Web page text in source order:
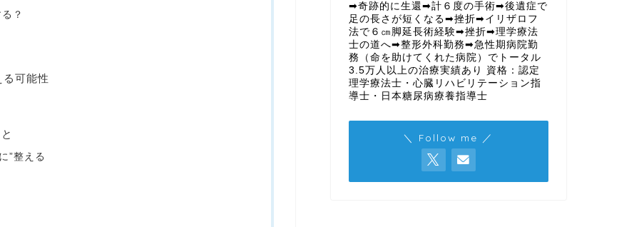
？
可能性
”整える
➡奇跡的に生還➡計６度の手術➡後遺症で
足の長さが短くなる➡挫折➡イリザロフ
法で６㎝脚延長術経験➡挫折➡理学療法
士の道へ➡整形外科勤務➡急性期病院勤
務（命を助けてくれた病院）でトータル
3.5万人以上の治療実績あり 資格：認定
理学療法士・心臓リハビリテーション指
導士・日本糖尿病療養指導士
＼ Follow me ／